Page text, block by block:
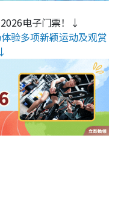
电子门票！↓
验多项新颖运动及观赏